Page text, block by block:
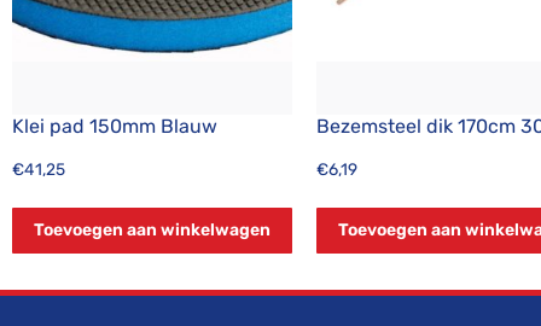
Klei pad 150mm Blauw
€41,25
Toevoegen aan winkelwagen
Bezemsteel dik 170cm
€6,19
Toevoegen aan